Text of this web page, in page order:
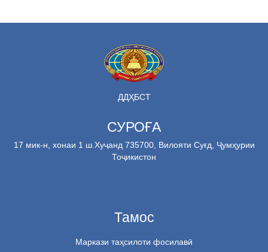
ДДҲБСТ
СУРОҒА
17 мик-н, хонаи 1 ш.Хуҷанд 735700, Вилояти Суғд, Ҷумҳурии
Тоҷикистон
Тамос
Маркази таҳсилоти фосилавӣ